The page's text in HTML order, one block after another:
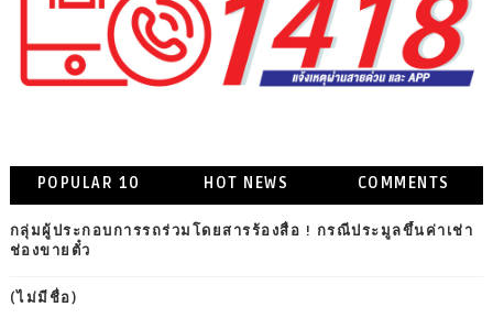
POPULAR 10 HOT NEWS COMMENTS
กลุ่มผู้ประกอบการรถร่วมโดยสารร้องสื่อ ! กรณีประมูลขึ้นค่าเช่า
ช่องขายตั๋ว
(ไม่มีชื่อ)